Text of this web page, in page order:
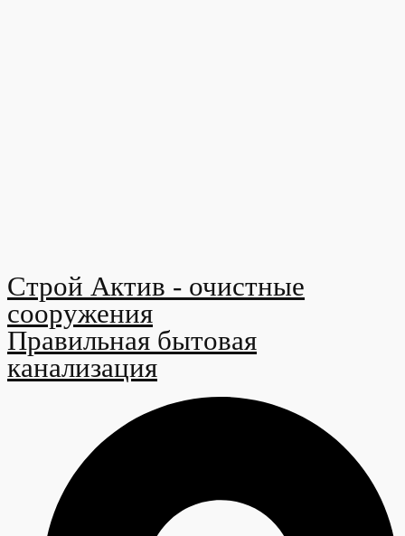
Строй Актив - очистные
сооружения
Правильная бытовая
канализация